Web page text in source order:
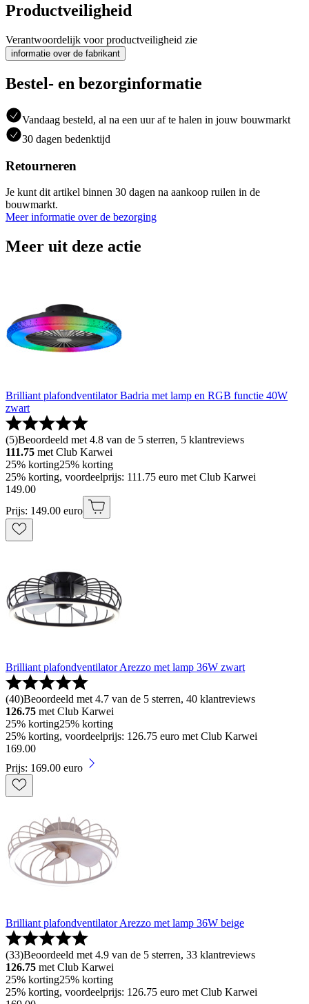
Productveiligheid
Verantwoordelijk voor productveiligheid zie
informatie over de fabrikant
Bestel- en bezorginformatie
Vandaag besteld, al na een uur af te halen in jouw bouwmarkt
30 dagen bedenktijd
Retourneren
Je kunt dit artikel binnen 30 dagen na aankoop ruilen in de
bouwmarkt.
Meer informatie over de bezorging
Meer uit deze actie
Brilliant plafondventilator Badria met lamp en RGB functie 40W
zwart
(5)Beoordeeld met 4.8 van de 5 sterren, 5 klantreviews
111.75 met Club Karwei
25% korting25% korting
25% korting, voordeelprijs: 111.75 euro met Club Karwei
149.00
Prijs: 149.00 euro
Brilliant plafondventilator Arezzo met lamp 36W zwart
(40)Beoordeeld met 4.7 van de 5 sterren, 40 klantreviews
126.75 met Club Karwei
25% korting25% korting
25% korting, voordeelprijs: 126.75 euro met Club Karwei
169.00
Prijs: 169.00 euro
Brilliant plafondventilator Arezzo met lamp 36W beige
(33)Beoordeeld met 4.9 van de 5 sterren, 33 klantreviews
126.75 met Club Karwei
25% korting25% korting
25% korting, voordeelprijs: 126.75 euro met Club Karwei